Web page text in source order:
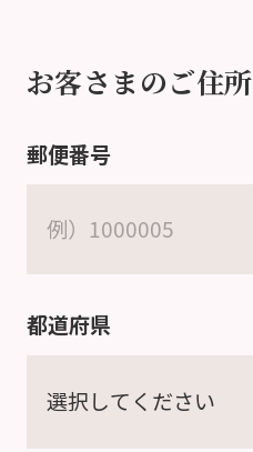
お客さまのご住所
郵便番号
都道府県